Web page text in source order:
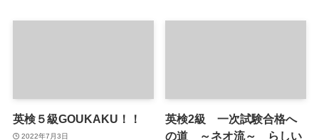
英検５級GOUKAKU！！
2022年7月3日
英検2級 一次試験合格へ
の道 ～ネオ流～ らしい